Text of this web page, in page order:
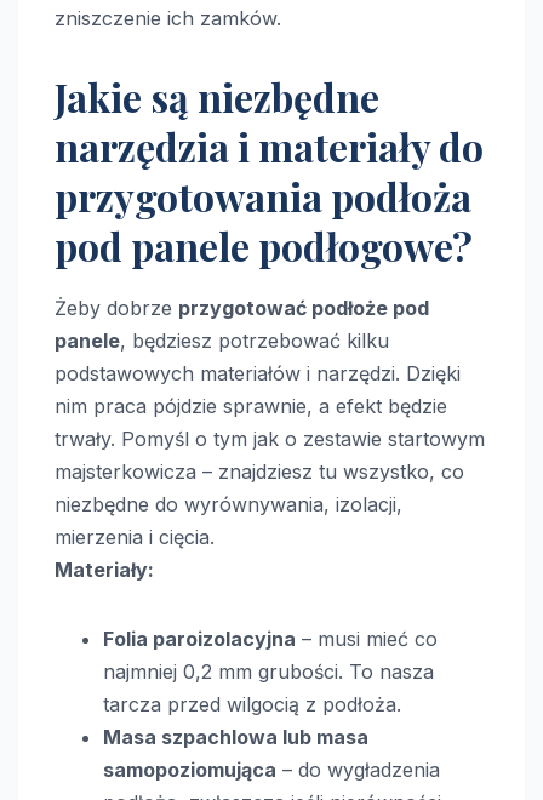
zniszczenie ich zamków.
Jakie są niezbędne
narzędzia i materiały do
przygotowania podłoża
pod panele podłogowe?
Żeby dobrze przygotować podłoże pod
panele, będziesz potrzebować kilku
podstawowych materiałów i narzędzi. Dzięki
nim praca pójdzie sprawnie, a efekt będzie
trwały. Pomyśl o tym jak o zestawie startowym
majsterkowicza – znajdziesz tu wszystko, co
niezbędne do wyrównywania, izolacji,
mierzenia i cięcia.
Materiały:
Folia paroizolacyjna – musi mieć co
najmniej 0,2 mm grubości. To nasza
tarcza przed wilgocią z podłoża.
Masa szpachlowa lub masa
samopoziomująca – do wygładzenia